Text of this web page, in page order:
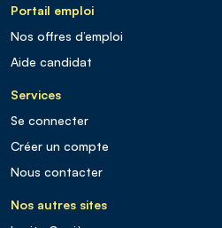
Portail emploi
Nos offres d’emploi
Aide candidat
Services
Se connecter
Créer un compte
Nous contacter
Nos autres sites